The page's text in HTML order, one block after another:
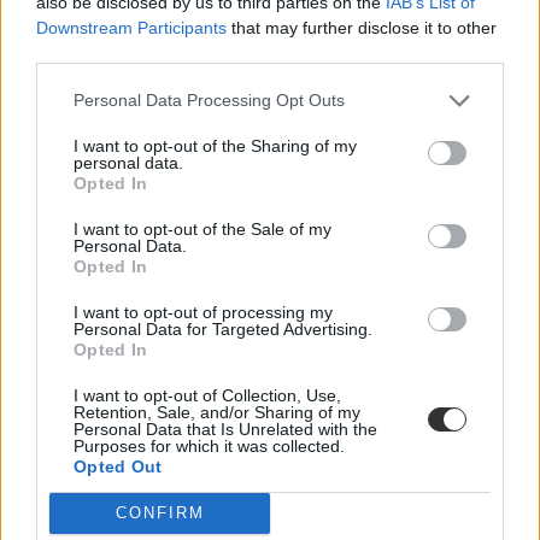
Downstream Participants that may further disclose it to other
Personal Data Processing Opt Outs
I want to opt-out of the Sharing of my
personal data.
Opted In
I want to opt-out of the Sale of my
Personal Data.
Opted In
I want to opt-out of processing my
Personal Data for Targeted Advertising.
Opted In
I want to opt-out of Collection, Use,
Retention, Sale, and/or Sharing of my
Personal Data that Is Unrelated with the
Purposes for which it was collected.
Opted Out
CONFIRM
Ma a középszintű informatikaérettségivel folytatódnak a vizsgák: itt
megtaláljátok a legfontosabb infókat, és ismét kikérjük a vizsgázók
Karának!
Itt van a latin- és héberérettségi hivatalos megoldása
Nyilvánosságra hozta a keddi latin- és héberérettségi hivatalos
megoldását az Oktatási Hivatal - innen tölthetitek le a feladatsorokat
és a javítókulcsot.
Érettségi-felvételi
"Egy titkárnőképzőben éreztem magam" - diákok